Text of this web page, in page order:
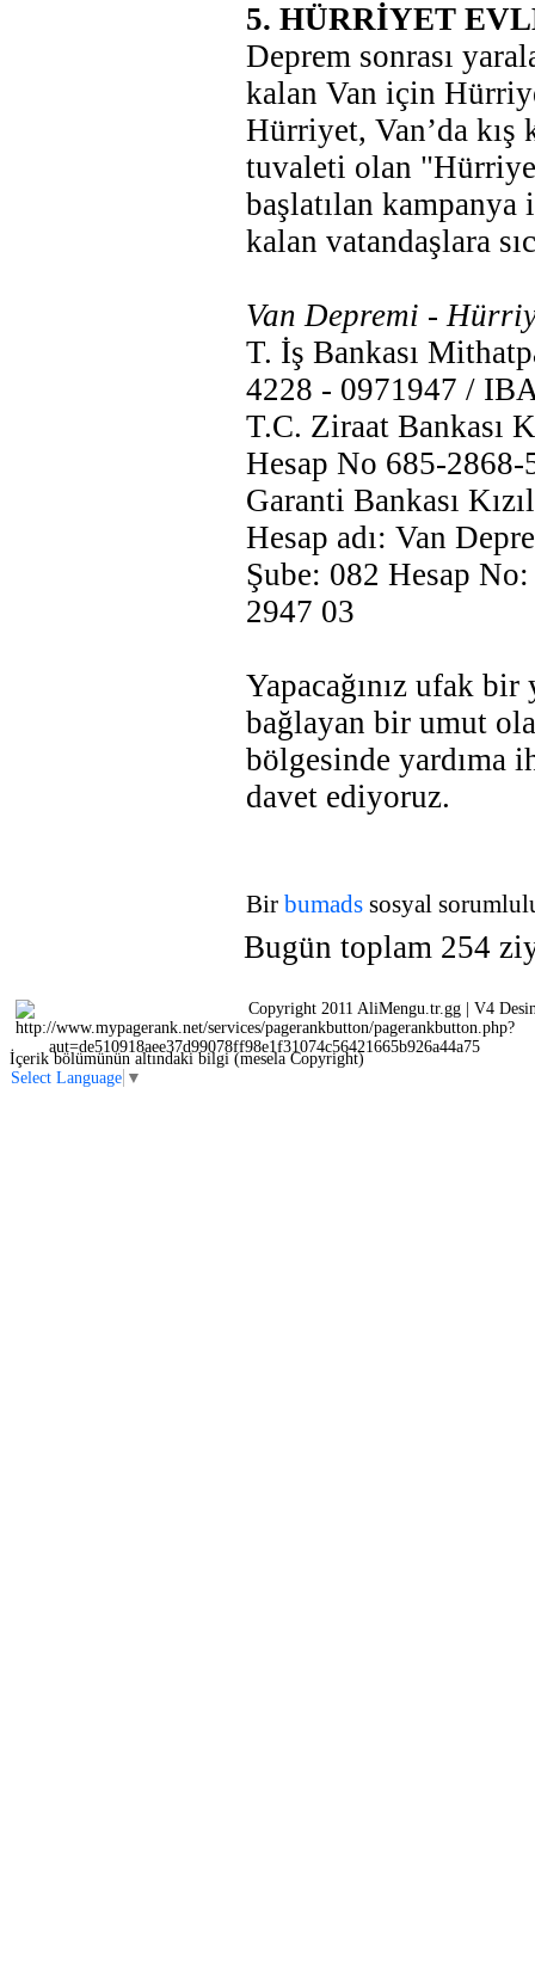
5. HÜRRİYET
Deprem sonrası
kalan Van için
Hürriyet, Van’da kış
tuvaleti olan
başlatılan
kalan vatandaşlara
Van Depremi -
T. İş Bankası
4228 - 0971947 /
T.C. Ziraat Bankası
Hesap No 685-
Garanti Bankası
Hesap adı: Van
Şube: 082 Hesap
2947 03
Yapacağınız ufak
bağlayan bir umut
bölgesinde yardıma
davet ediyoruz.
Bir bumads sosyal
Bugün toplam 254
Copyright 2011 AliMengu.tr.gg | V4
İçerik bölümünün altındaki bilgi (mesela Copyright)
Select Language ▼